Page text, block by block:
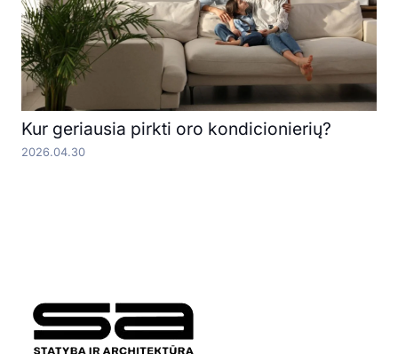
Kur geriausia pirkti oro kondicionierių?
2026.04.30